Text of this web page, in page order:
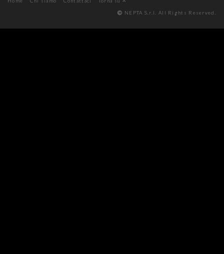
NEPTA S.r.l. All Rights Reserved.